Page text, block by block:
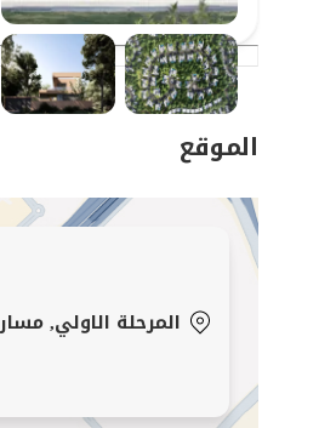
الموقع
المرحلة الاولي, مسار 3, ضاحية الرويضات, الشارقة